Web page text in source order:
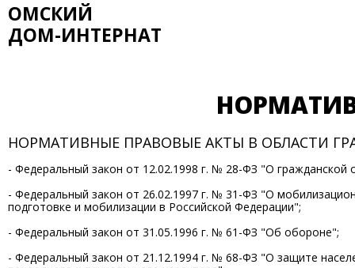
ОМСКИЙ
ДОМ-ИНТЕРНАТ
НОРМАТИВНЫЕ ПРАВОВЫЕ АКТЫ В ОБЛАСТИ
- Федеральный закон от 12.02.1998 г. № 28-ФЗ "О гражданской
- Федеральный закон от 26.02.1997 г. № 31-ФЗ "О
подготовке и мобилизации в Российской Федерации";
- Федеральный закон от 31.05.1996 г. № 61-ФЗ "Об обороне";
- Федеральный закон от 21.12.1994 г. № 68-ФЗ "О защите